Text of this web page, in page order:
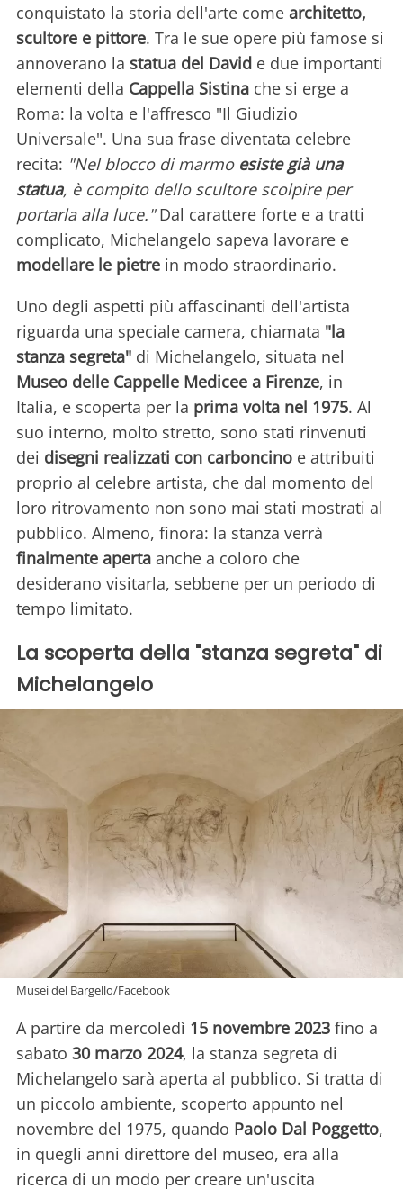
conquistato la storia dell'arte come architetto,
scultore e pittore. Tra le sue opere più famose si
annoverano la statua del David e due importanti
elementi della Cappella Sistina che si erge a
Roma: la volta e l'affresco "Il Giudizio
Universale". Una sua frase diventata celebre
recita: "Nel blocco di marmoesiste già una
statua, è compito dello scultore scolpire per
portarla alla luce."Dal carattere forte e a tratti
complicato, Michelangelo sapeva lavorare e
modellare le pietre in modo straordinario.
Uno degli aspetti più affascinanti dell'artista
riguarda una speciale camera, chiamata "la
stanza segreta" di Michelangelo, situata nel
Museo delle Cappelle Medicee a Firenze, in
Italia, e scoperta per la prima volta nel 1975. Al
suo interno, molto stretto, sono stati rinvenuti
dei disegni realizzati con carboncino e attribuiti
proprio al celebre artista, che dal momento del
loro ritrovamento non sono mai stati mostrati al
pubblico. Almeno, finora: la stanza verrà
finalmente aperta anche a coloro che
desiderano visitarla, sebbene per un periodo di
tempo limitato.
La scoperta della "stanza segreta" di
Michelangelo
Musei del Bargello/Facebook
A partire da mercoledì 15 novembre 2023 fino a
sabato 30 marzo 2024, la stanza segreta di
Michelangelo sarà aperta al pubblico. Si tratta di
un piccolo ambiente, scoperto appunto nel
novembre del 1975, quando Paolo Dal Poggetto,
in quegli anni direttore del museo, era alla
ricerca di un modo per creare un'uscita